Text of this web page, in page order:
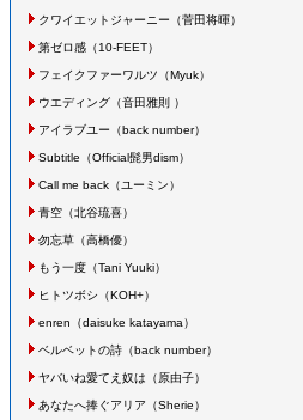
クワイエットジャーニー （菅田将暉）
第ゼロ感（10-FEET）
フェイクファーワルツ （Myuk）
ウエディング（音田雅則 ）
アイラブユー （back number）
Subtitle （Official髭男dism）
Call me back（ユーミン）
青空（北谷琉喜）
勿忘草（高橋優）
もう一度（Tani Yuuki）
ヒトツボシ （KOH+）
enren （daisuke katayama）
ベルベットの詩（back number）
ヤバいね愛てえ奴は （原由子）
あなたへ捧ぐアリア （Sherie）